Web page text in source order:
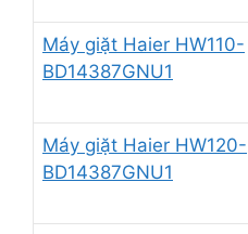
Máy giặt Haier HW110-
BD14387GNU1
Máy giặt Haier HW120-
BD14387GNU1